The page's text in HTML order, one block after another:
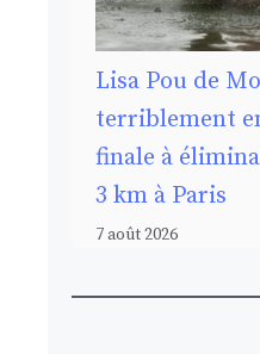
Lisa Pou de
terriblement
finale à
3 km à Paris
7 août 2026